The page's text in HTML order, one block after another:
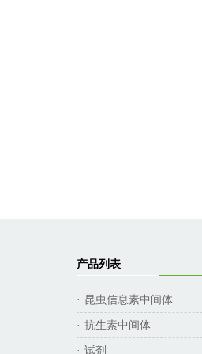
产品列表
· 昆虫信息素中间体
· 抗生素中间体
· 试剂